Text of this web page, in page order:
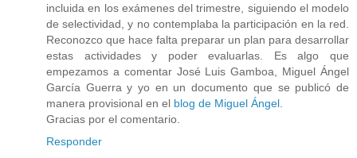
incluida en los exámenes del trimestre, siguiendo el modelo
de selectividad, y no contemplaba la participación en la red.
Reconozco que hace falta preparar un plan para desarrollar
estas actividades y poder evaluarlas. Es algo que
empezamos a comentar José Luis Gamboa, Miguel Ángel
García Guerra y yo en un documento que se publicó de
manera provisional en el blog de Miguel Ángel.
Gracias por el comentario.
Responder